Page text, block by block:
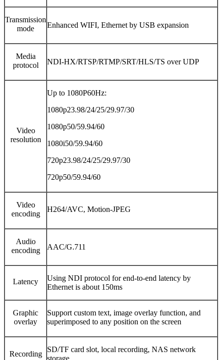
Transmission
mode
Enhanced WIFI, Ethernet by USB expansion
Media
protocol
NDI-HX/RTSP/RTMP/SRT/HLS/TS over UDP
Video
resolution
Up to 1080P60Hz:
1080p23.98/24/25/29.97/30
1080p50/59.94/60
1080i50/59.94/60
720p23.98/24/25/29.97/30
720p50/59.94/60
Video
encoding
H264/AVC, Motion-JPEG
Audio
encoding
AAC/G.711
Latency
Using NDI protocol for end-to-end latency by
Ethernet is about 150ms
Graphic
overlay
Support custom text, image overlay function, and
superimposed to any position on the screen
Recording
SD/TF card slot, local recording, NAS network